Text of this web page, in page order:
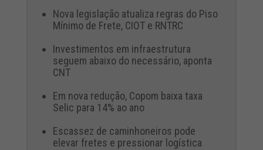
Nova legislação atualiza regras do Piso
Mínimo de Frete, CIOT e RNTRC
Investimentos em infraestrutura
seguem abaixo do necessário, aponta
CNT
Em nova redução, Copom baixa taxa
Selic para 14% ao ano
Escassez de caminhoneiros pode
elevar fretes e pressionar logística